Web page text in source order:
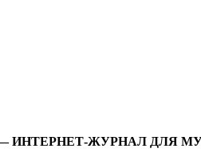
— ИНТЕРНЕТ-ЖУРНАЛ ДЛЯ